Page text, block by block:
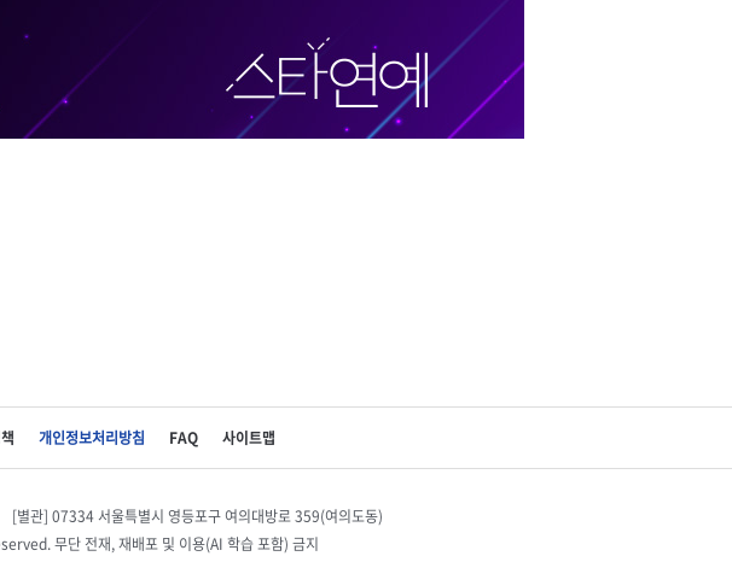
개인정보처리방침 FAQ 사이트맵
[별관] 07334 서울특별시 영등포구 여의대방로 359(여의도동)
무단 전재, 재배포 및 이용(AI 학습 포함) 금지